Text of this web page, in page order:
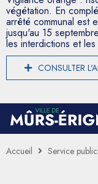
végétation. En
arrêté communal est
jusqu'au 15
les interdictions et
CONSULTER
Accueil Service public